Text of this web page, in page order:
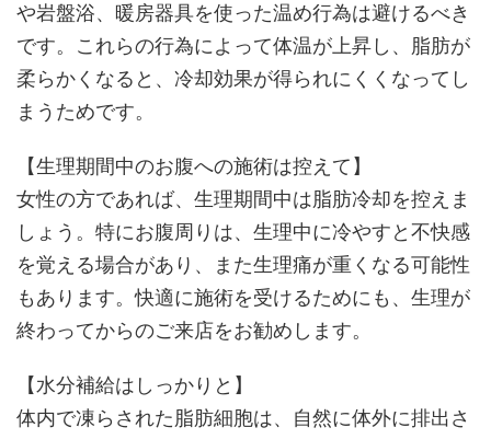
や岩盤浴、暖房器具を使った温め行為は避けるべき
です。これらの行為によって体温が上昇し、脂肪が
柔らかくなると、冷却効果が得られにくくなってし
まうためです。
【生理期間中のお腹への施術は控えて】
女性の方であれば、生理期間中は脂肪冷却を控えま
しょう。特にお腹周りは、生理中に冷やすと不快感
を覚える場合があり、また生理痛が重くなる可能性
もあります。快適に施術を受けるためにも、生理が
終わってからのご来店をお勧めします。
【水分補給はしっかりと】
体内で凍らされた脂肪細胞は、自然に体外に排出さ